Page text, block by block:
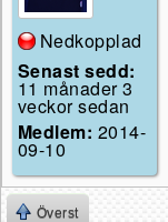
Nedkopplad
Senast sedd:
11 månader 3
veckor sedan
Medlem: 2014-
09-10
Överst